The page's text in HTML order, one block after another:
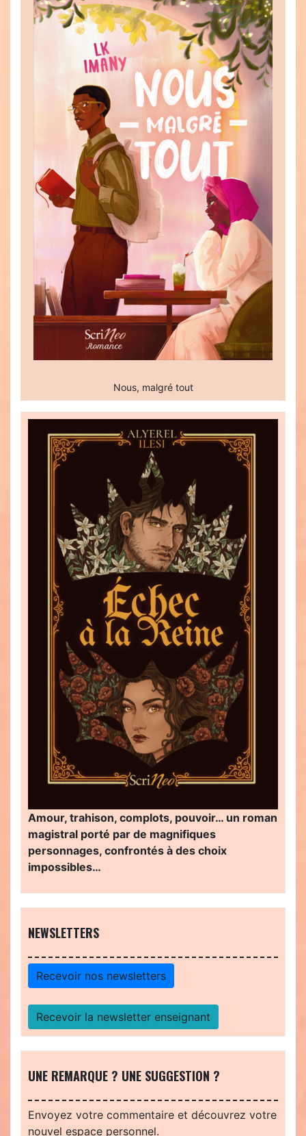
Nous, malgré tout
Amour, trahison, complots, pouvoir… un roman
magistral porté par de magnifiques
personnages, confrontés à des choix
impossibles…
NEWSLETTERS
Recevoir nos newsletters
Recevoir la newsletter enseignant
UNE REMARQUE ? UNE SUGGESTION ?
Envoyez votre commentaire et découvrez votre
nouvel espace personnel.